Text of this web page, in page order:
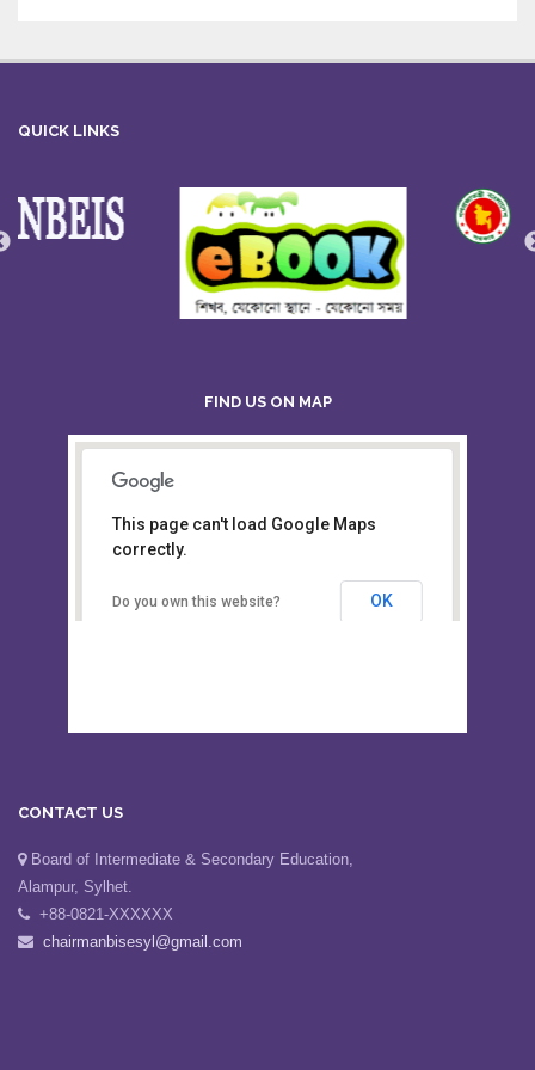
QUICK LINKS
Board of Intermediate &
Sylhet
This page can't load Google Maps
Board of Intermediate & Secondary Education,
Alampur, Sylhet.
+88-0821-XXXXXX